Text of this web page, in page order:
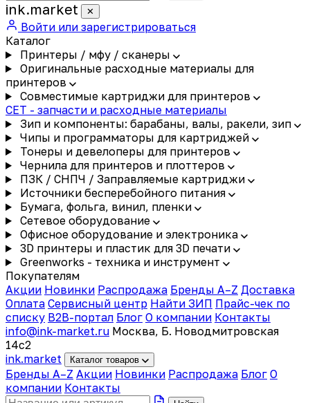
ink.market ✕
Войти или зарегистрироваться
Каталог
Принтеры / мфу / сканеры
Оригинальные расходные материалы для
принтеров
Совместимые картриджи для принтеров
CET - запчасти и расходные материалы
Зип и компоненты: барабаны, валы, ракели, зип
Чипы и программаторы для картриджей
Тонеры и девелоперы для принтеров
Чернила для принтеров и плоттеров
ПЗК / СНПЧ / Заправляемые картриджи
Источники бесперебойного питания
Бумага, фольга, винил, пленки
Сетевое оборудование
Офисное оборудование и электроника
3D принтеры и пластик для 3D печати
Greenworks - техника и инструмент
Покупателям
Акции Новинки Распродажа Бренды A–Z Доставка
Оплата Сервисный центр Найти ЗИП Прайс-чек по
списку B2B-портал Блог О компании Контакты
info@ink-market.ru Москва, Б. Новодмитровская
14с2
ink.market Каталог товаров
Бренды A–Z Акции Новинки Распродажа Блог О
компании Контакты